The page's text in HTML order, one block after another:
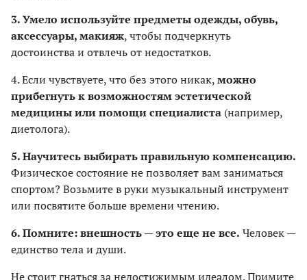
3. Умело используйте предметы одежды, обувь,
аксессуары, макияж, чтобы подчеркнуть
достоинства и отвлечь от недостатков.
4. Если чувствуете, что без этого никак,можно
прибегнуть к возможностям эстетической
медицины или помощи специалиста (например,
диетолога).
5. Научитесь выбирать правильную компенсацию.
Физическое состояние не позволяет вам заниматься
спортом? Возьмите в руки музыкальный инструмент
или посвятите больше времени чтению.
6. Помните: внешность — это еще не все. Человек —
единство тела и души.
Не стоит гнаться за недостижимым идеалом. Примите